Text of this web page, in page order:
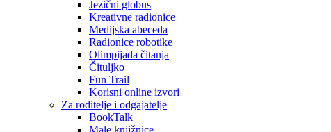
Jezični globus
Kreativne radionice
Medijska abeceda
Radionice robotike
Olimpijada čitanja
Čituljko
Fun Trail
Korisni online izvori
Za roditelje i odgajatelje
BookTalk
Male knjižnice